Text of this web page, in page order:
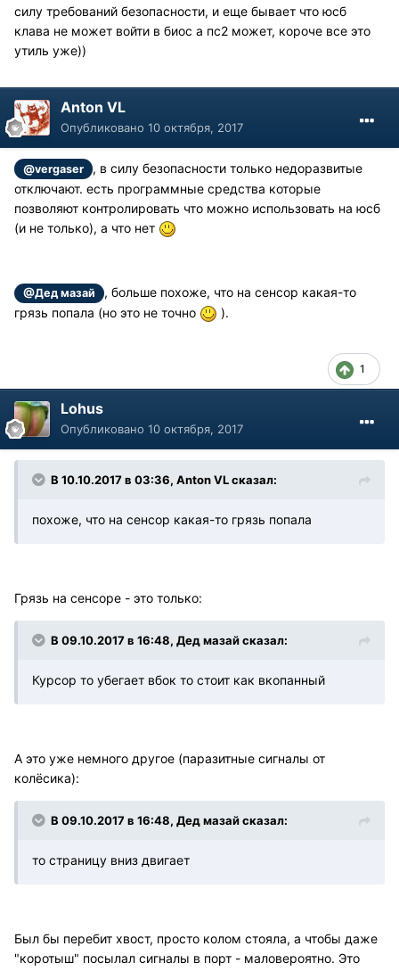
силу требований безопасности, и еще бывает что юсб
клава не может войти в биос а пс2 может, короче все это
утиль уже))
Anton VL
Опубликовано 10 октября, 2017
@vergaser
, в силу безопасности только недоразвитые
отключают. есть программные средства которые
позволяют контролировать что можно использовать на юсб
(и не только), а что нет
@Дед мазай
, больше похоже, что на сенсор какая-то
грязь попала (но это не точно
).
1
Lohus
Опубликовано 10 октября, 2017
В 10.10.2017 в 03:36, Anton VL сказал:
похоже, что на сенсор какая-то грязь попала
Грязь на сенсоре - это только:
В 09.10.2017 в 16:48, Дед мазай сказал:
Курсор то убегает вбок то стоит как вкопанный
А это уже немного другое (паразитные сигналы от
колёсика):
В 09.10.2017 в 16:48, Дед мазай сказал:
то страницу вниз двигает
Был бы перебит хвост, просто колом стояла, а чтобы даже
"коротыш" посылал сигналы в порт - маловероятно. Это